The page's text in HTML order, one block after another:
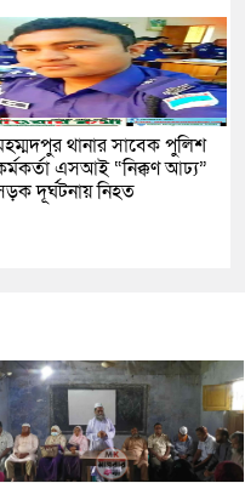
থানার সাবেক পুলিশ
এসআই “নিক্কণ আঢ্য”
দূর্ঘটনায় নিহত